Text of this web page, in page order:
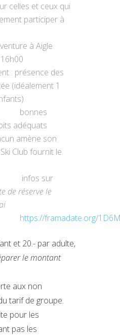
celles et ceux qui
participer à
à Aigle
16h00
: présence des
(idéalement 1
bonnes
adéquats
amène son
Club fournit le
infos sur
de réserve le
: https://framadate.org/
et 20.- par adulte,
le montant
aux non
tarif de groupe.
pour les
pas les